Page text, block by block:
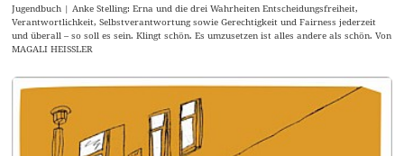
Jugendbuch | Anke Stelling: Erna und die drei Wahrheiten Entscheidungsfreiheit,
Verantwortlichkeit, Selbstverantwortung sowie Gerechtigkeit und Fairness jederzeit
und überall – so soll es sein. Klingt schön. Es umzusetzen ist alles andere als schön. Von
MAGALI HEISSLER